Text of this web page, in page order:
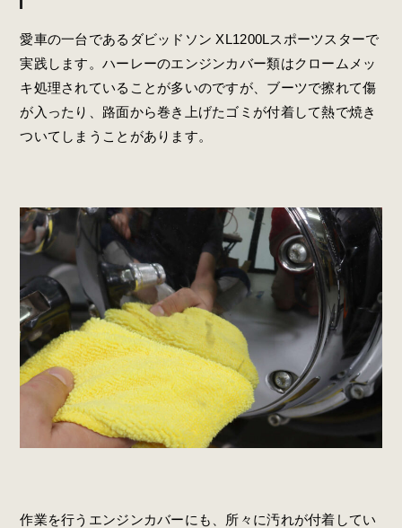
愛車の一台であるダビッドソン XL1200Lスポーツスターで
実践します。ハーレーのエンジンカバー類はクロームメッ
キ処理されていることが多いのですが、ブーツで擦れて傷
が入ったり、路面から巻き上げたゴミが付着して熱で焼き
ついてしまうことがあります。
作業を行うエンジンカバーにも、所々に汚れが付着してい